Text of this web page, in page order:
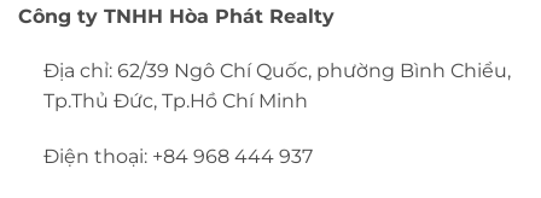
Công ty TNHH Hòa Phát Realty
Địa chỉ: 62/39 Ngô Chí Quốc, phường Bình Chiểu,
Tp.Thủ Đức, Tp.Hồ Chí Minh
Điện thoại: +84 968 444 937